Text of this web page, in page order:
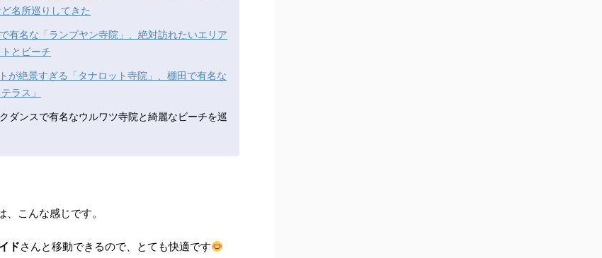
名所巡りしてきた
有名な「ランプヤン寺院」、絶対訪れたいエリア
とビーチ
が絶景すぎる「タナロット寺院」、棚田で有名な
ラス」
ダンスで有名なウルワツ寺院と綺麗なビーチを巡
こんな感じです。
ドさんと移動できるので、とても快適です